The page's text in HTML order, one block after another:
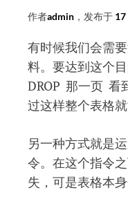
识
词
法
结
构-
小
写
敏
作者admin ，发布于 17
有时候我们会需
料。要达到这个
DROP 那一页 看
过这样整个表格
另一种方式就是
令。在这个指令
失，可是表格本身